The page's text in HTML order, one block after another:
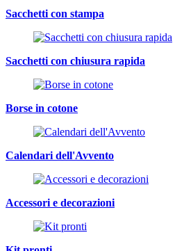
Sacchetti con stampa
Sacchetti con chiusura rapida
Borse in cotone
Calendari dell'Avvento
Accessori e decorazioni